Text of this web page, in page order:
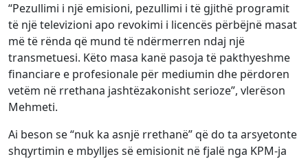
“Pezullimi i një emisioni, pezullimi i të gjithë programit
të një televizioni apo revokimi i licencës përbëjnë masat
më të rënda që mund të ndërmerren ndaj një
transmetuesi. Këto masa kanë pasoja të pakthyeshme
financiare e profesionale për mediumin dhe përdoren
vetëm në rrethana jashtëzakonisht serioze”, vlerëson
Mehmeti.
Ai beson se “nuk ka asnjë rrethanë” që do ta arsyetonte
shqyrtimin e mbylljes së emisionit në fjalë nga KPM-ja